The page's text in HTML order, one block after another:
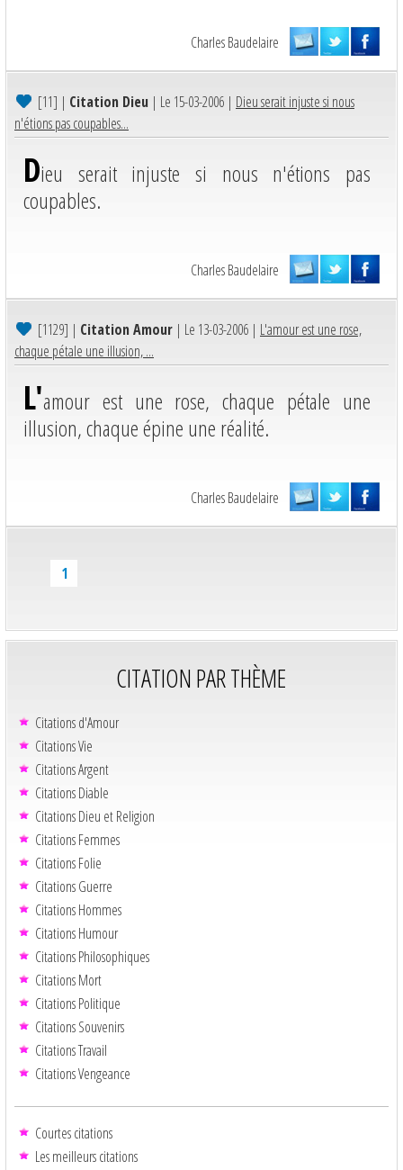
Charles Baudelaire
[11] | Citation Dieu | Le 15-03-2006 | Dieu serait injuste si nous
n'étions pas coupables...
Dieu serait injuste si nous n'étions pas
coupables.
Charles Baudelaire
[1129] | Citation Amour | Le 13-03-2006 | L'amour est une rose,
chaque pétale une illusion, ...
L'amour est une rose, chaque pétale une
illusion, chaque épine une réalité.
Charles Baudelaire
1
CITATION PAR THÈME
Citations d'Amour
Citations Vie
Citations Argent
Citations Diable
Citations Dieu et Religion
Citations Femmes
Citations Folie
Citations Guerre
Citations Hommes
Citations Humour
Citations Philosophiques
Citations Mort
Citations Politique
Citations Souvenirs
Citations Travail
Citations Vengeance
Courtes citations
Les meilleurs citations